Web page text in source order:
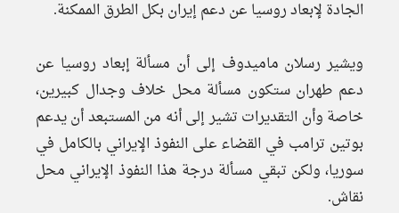
الجادة لإبعاد روسيا عن دعم إيران بكل الطرق الممكنة.
ويشير رسلان ماميدوف إلى أن مسألة إبعاد روسيا عن
دعم طهران ستكون مسألة محل خلاف وجدال كبيرين،
خاصة وأن التقديرات تشير إلى أنه من المستبعد أن يدعم
بوتين ترامب في القضاء على النفوذ الإيراني بالكامل في
سوريا، ولكن تبقي مسألة درجة هذا النفوذ الإيراني محل
نقاش.